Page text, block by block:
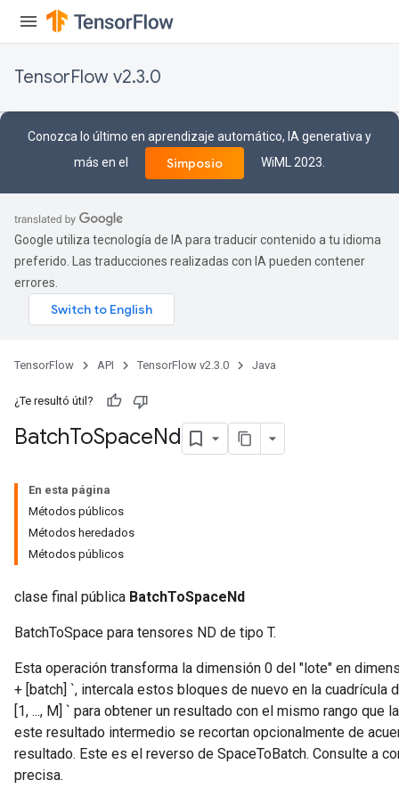
TensorFlow v2.3.0
Conozca lo último en aprendizaje automático, IA generativa y
más en el
Simposio WiML 2023.
Google utiliza tecnología de IA para traducir contenido a tu idioma
preferido. Las traducciones realizadas con IA pueden contener
errores.
TensorFlow API TensorFlow v2.3.0 Java
¿Te resultó útil?
BatchToSpaceNd
En esta página
Métodos públicos
Métodos heredados
Métodos públicos
clase final pública BatchToSpaceNd
BatchToSpace para tensores ND de tipo T.
Esta operación transforma la dimensión 0 del "lote" en
+ [batch] `, intercala estos bloques de nuevo en la
[1, ..., M] ` para obtener un resultado con el mismo rango
este resultado intermedio se recortan opcionalmente de
resultado. Este es el reverso de SpaceToBatch. Consulte a
precisa.